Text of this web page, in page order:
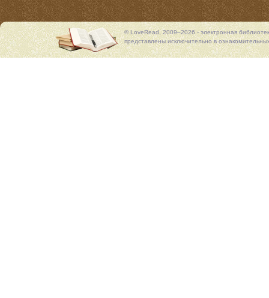
© LoveRead, 2009–2026 - электронная
представлены исключительно в